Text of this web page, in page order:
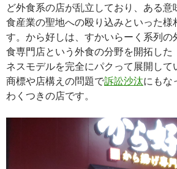
ど外食系の店が乱立しており、ある
食産業の聖地への殴り込みといった様
す。から好しは、すかいらーく系列の
食専門店という外食の分野を開拓した
ネスモデルを完全にパクって展開して
商標や店構えの問題で訴訟沙汰にもな
わくつきの店です。